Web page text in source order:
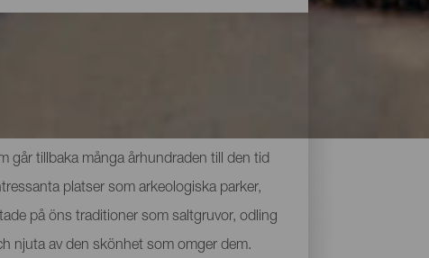
går tillbaka många århundraden till den tid
platser som arkeologiska parker,
på öns traditioner som saltgruvor, odling
njuta av den skönhet som omger dem.